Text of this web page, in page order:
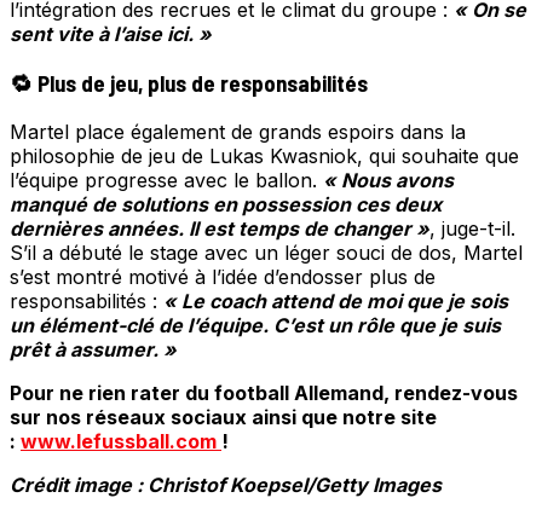
l’intégration des recrues et le climat du groupe : « On se
sent vite à l’aise ici. »
🔁 Plus de jeu, plus de responsabilités
Martel place également de grands espoirs dans la
philosophie de jeu de Lukas Kwasniok, qui souhaite que
l’équipe progresse avec le ballon. « Nous avons
manqué de solutions en possession ces deux
dernières années. Il est temps de changer », juge-t-il.
S’il a débuté le stage avec un léger souci de dos, Martel
s’est montré motivé à l’idée d’endosser plus de
responsabilités : « Le coach attend de moi que je sois
un élément-clé de l’équipe. C’est un rôle que je suis
prêt à assumer. »
Pour ne rien rater du football Allemand, rendez-vous
sur nos réseaux sociaux ainsi que notre site
: www.lefussball.com !
Crédit image : Christof Koepsel/Getty Images